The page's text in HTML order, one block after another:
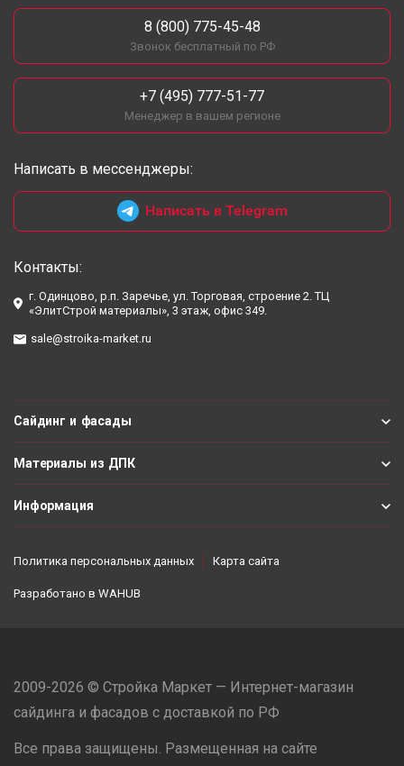
8 (800) 775-45-48
Звонок бесплатный по РФ
+7 (495) 777-51-77
Менеджер в вашем регионе
Написать в мессенджеры:
Написать в Telegram
Контакты:
г. Одинцово, р.п. Заречье, ул. Торговая, строение 2. ТЦ
«ЭлитСтрой материалы», 3 этаж, офис 349.
sale@stroika-market.ru
Сайдинг и фасады
Материалы из ДПК
Информация
Политика персональных данных Карта сайта
Разработано в WAHUB
2009-2026 © Стройка Маркет — Интернет-магазин
сайдинга и фасадов с доставкой по РФ
Все права защищены. Размещенная на сайте